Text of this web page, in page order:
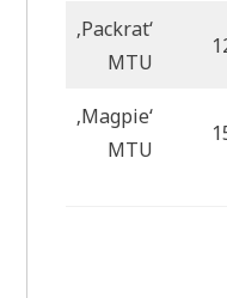
‚Packrat‘
MTU
‚Magpie‘
MTU